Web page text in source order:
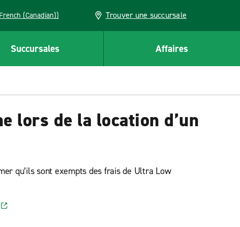
(French (Canadian)) Trouver une succursale
Succursales Affaires
lors de la location d’un
qu’ils sont exempts des frais de Ultra Low